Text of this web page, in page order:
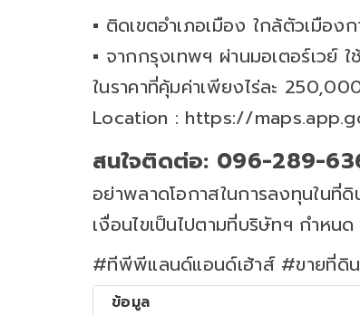
▪ ติดเขตอำเภอเมือง ใกล้ตัวเมือ
▪ จากกรุงเทพฯ ผ่านมอเตอร์เวย์
ในราคาที่คุ้มค่าเพียงไร่ละ
Location : https://
สนใจติดต่อ: 096-289-
อย่าพลาดโอกาสในการลงทุนในที่
เงื่อนไขเป็นไปตามที่บริษัทฯ กำหน
#ทีพีพีแลนด์แอนด์เฮ้าส์ #ขายที่
ข้อมูล